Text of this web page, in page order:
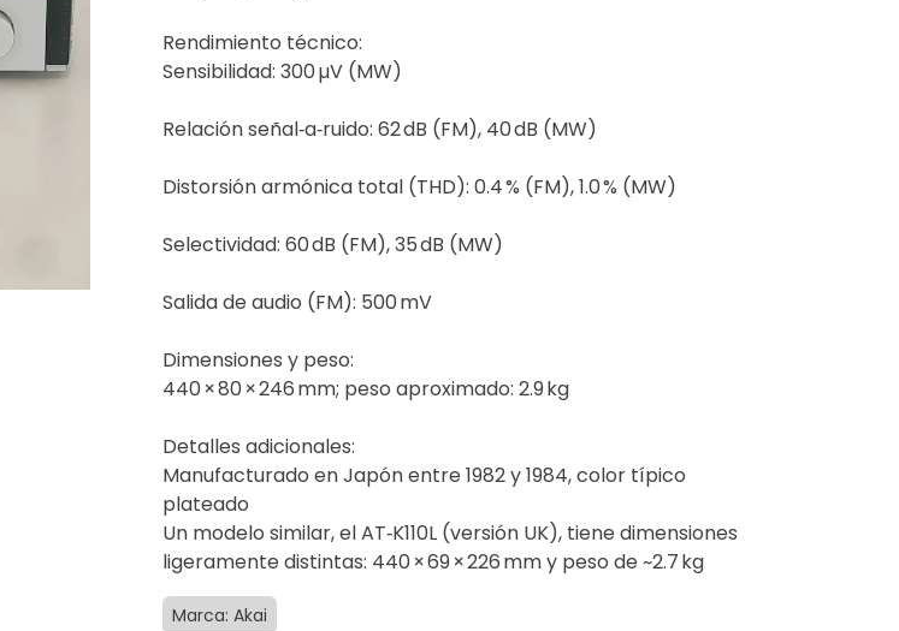
Rendimiento técnico:
Sensibilidad: 300 µV (MW)
Relación señal‑a‑ruido: 62 dB (FM), 40 dB (MW)
Distorsión armónica total (THD): 0.4 % (FM), 1.0 % (MW)
Selectividad: 60 dB (FM), 35 dB (MW)
Salida de audio (FM): 500 mV
Dimensiones y peso:
440 × 80 × 246 mm; peso aproximado: 2.9 kg
Detalles adicionales:
Manufacturado en Japón entre 1982 y 1984, color típico
plateado
Un modelo similar, el AT‑K110L (versión UK), tiene dimensiones
ligeramente distintas: 440 × 69 × 226 mm y peso de ~2.7 kg
Marca: Akai